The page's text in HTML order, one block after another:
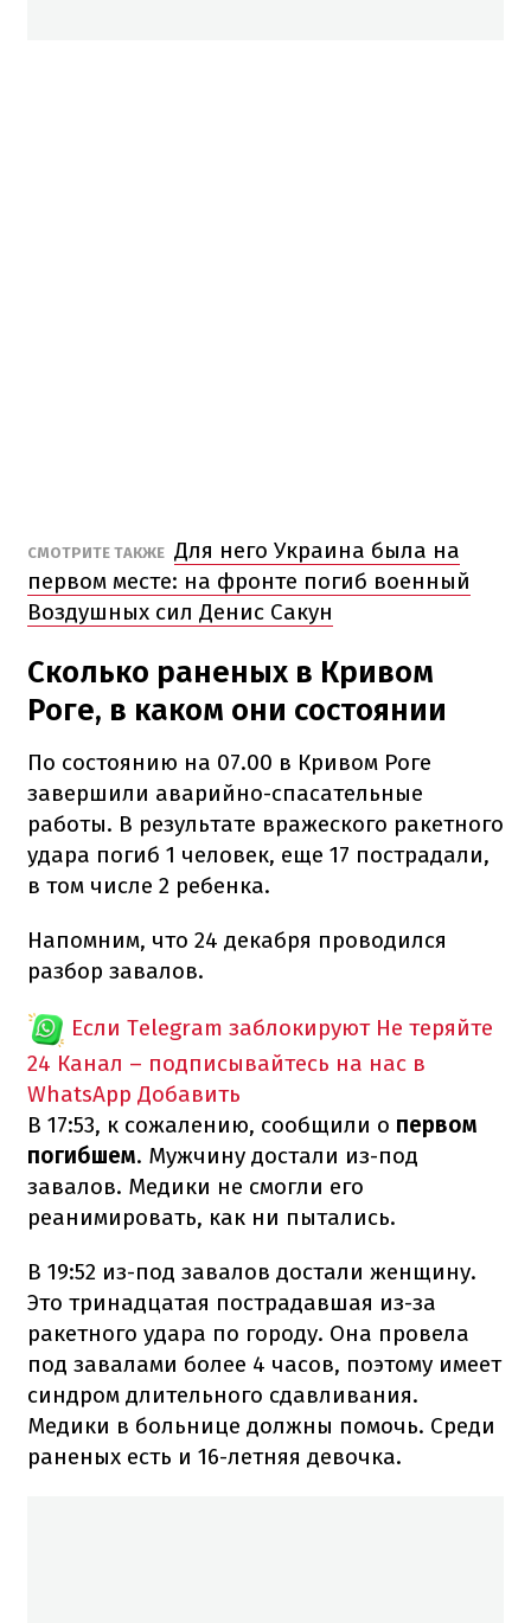
СМОТРИТЕ ТАКЖЕ Для него Украина была на
первом месте: на фронте погиб военный
Воздушных сил Денис Сакун
Сколько раненых в Кривом
Роге, в каком они состоянии
По состоянию на 07.00 в Кривом Роге
завершили аварийно-спасательные
работы. В результате вражеского ракетного
удара погиб 1 человек, еще 17 пострадали,
в том числе 2 ребенка.
Напомним, что 24 декабря проводился
разбор завалов.
Если Telegram заблокируют Не теряйте
24 Канал – подписывайтесь на нас в
WhatsApp Добавить
В 17:53, к сожалению, сообщили о первом
погибшем. Мужчину достали из-под
завалов. Медики не смогли его
реанимировать, как ни пытались.
В 19:52 из-под завалов достали женщину.
Это тринадцатая пострадавшая из-за
ракетного удара по городу. Она провела
под завалами более 4 часов, поэтому имеет
синдром длительного сдавливания.
Медики в больнице должны помочь. Среди
раненых есть и 16-летняя девочка.